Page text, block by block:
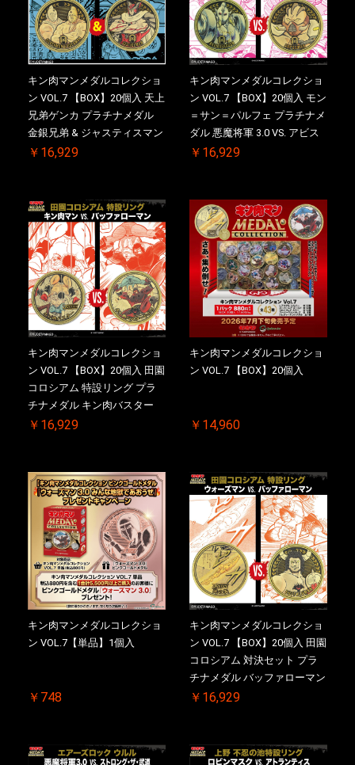
キン肉マンメダルコレクショ
ン VOL.7 【BOX】20個入 天上
兄弟ゲンカ プラチナメダル
金銀兄弟 & ジャスティスマン
2.0 ケース付き【初回購入特
一斉出荷予定
￥16,929
キン肉マンメダルコレクショ
ン VOL.7 【BOX】20個入 モン
＝サン＝パルフェ プラチナメ
ダル 悪魔将軍 3.0 VS. アビス
マン【初回購入特典 】
斉出荷予定
￥16,929
キン肉マンメダルコレクショ
ン VOL.7 【BOX】20個入 田園
コロシアム 特設リング プラ
チナメダル キン肉バスター
VS. キン肉バスターやぶり 初
メダル(非売品)付
￥16,929
キン肉マンメダルコレクショ
ン VOL.7 【BOX】20個入
￥14,960
キン肉マンメダルコレクショ
ン VOL.7【単品】1個入
￥748
キン肉マンメダルコレクショ
ン VOL.7 【BOX】20個入 田園
コロシアム 対決セット プラ
チナメダル バッファローマン
2.0 顎髭 Ver. VS. 光の矢 初回
メダル(非売品)付
￥16,929